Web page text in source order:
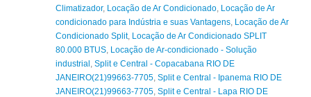
Climatizador, Locação de Ar Condicionado
Locação de Ar
condicionado para Indústria e suas Vantagens
Locação de Ar
Condicionado Split,
Locação de Ar Condicionado SPLIT
80.000 BTUS
Locação de Ar-condicionado - Solução
industrial
Split e Central - Copacabana RIO DE
JANEIRO(21)99663-7705 Split e Central - Ipanema RIO DE
JANEIRO(21)99663-7705 Split e Central - Lapa RIO DE